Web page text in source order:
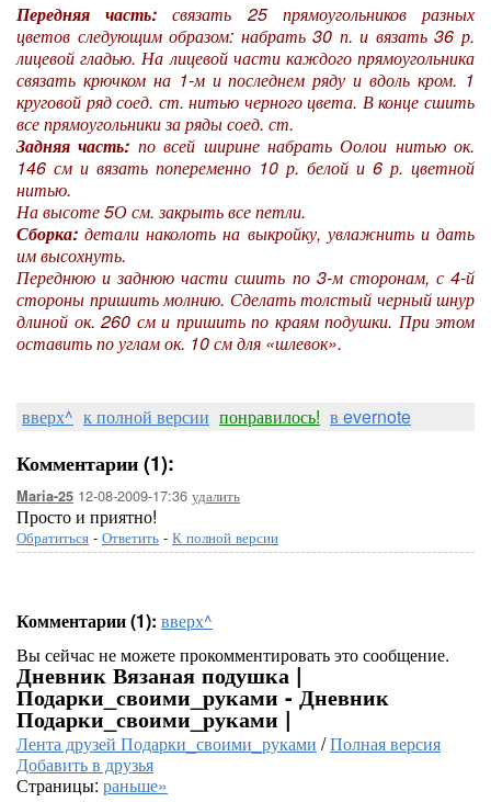
Передняя часть: связать 25 прямоугольников разных
цветов следующим образом: набрать 30 п. и вязать 36 р.
лицевой гладью. На лицевой части каждого прямоугольника
связать крючком на 1-м и последнем ряду и вдоль кром. 1
круговой ряд соед. ст. нитью черного цвета. В конце сшить
все прямоугольники за ряды соед. ст.
Задняя часть: по всей ширине набрать Оолои нитью ок.
146 см и вязать попеременно 10 р. белой и 6 р. цветной
нитью.
На высоте 5О см. закрыть все петли.
Сборка: детали наколоть на выкройку, увлажнить и дать
им высохнуть.
Переднюю и заднюю части сшить по 3-м сторонам, с 4-й
стороны пришить молнию. Сделать толстый черный шнур
длиной ок. 260 см и пришить по краям подушки. При этом
оставить по углам ок. 10 см для «шлевок».
вверх^ к полной версии понравилось! в evernote
Комментарии (1):
Maria-25 12-08-2009-17:36 удалить
Просто и приятно!
Обратиться - Ответить - К полной версии
Комментарии (1): вверх^
Вы сейчас не можете прокомментировать это сообщение.
Дневник Вязаная подушка |
Подарки_своими_руками - Дневник
Подарки_своими_руками |
Лента друзей Подарки_своими_руками /Полная версия
Добавить в друзья
Страницы: раньше»